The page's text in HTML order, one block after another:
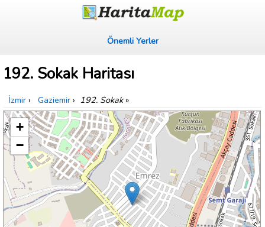
Önemli Yerler
192. Sokak Haritası
İzmir › Gaziemir › 192. Sokak»
+
−